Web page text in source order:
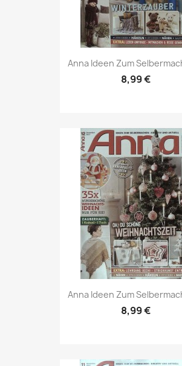
Vorschau
Anna Ideen Zum
8,99 €
Vorschau
Anna Ideen Zum
8,99 €